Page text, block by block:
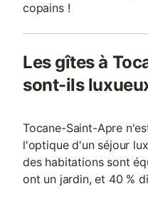
copains !
Les gîtes à
sont-ils
Tocane-Saint-Apre
l'optique d'un séjour
des habitations sont
ont un jardin, et 40 %